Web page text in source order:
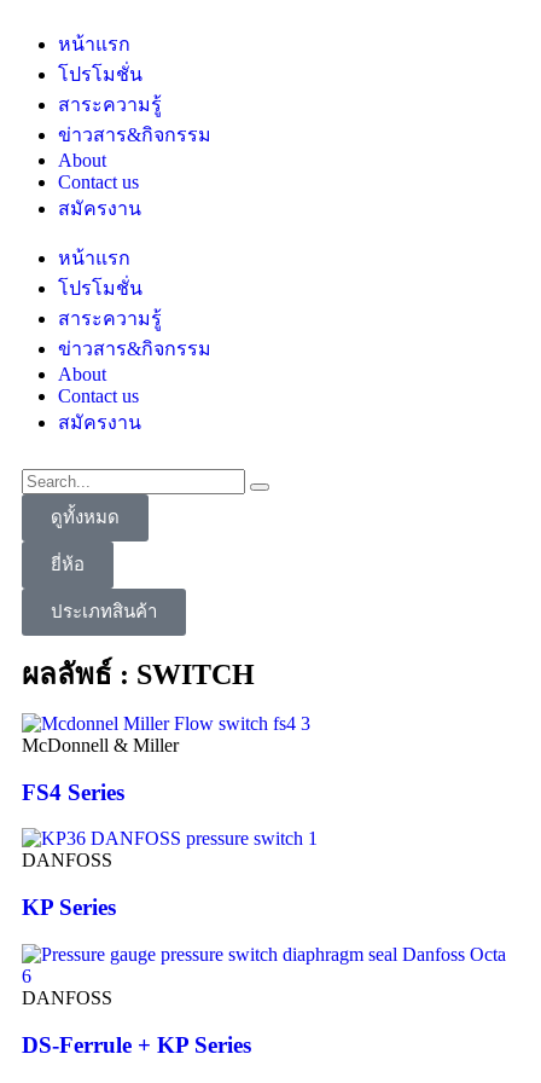
หน้าแรก
โปรโมชั่น
สาระความรู้
ข่าวสาร&กิจกรรม
About
Contact us
สมัครงาน
หน้าแรก
โปรโมชั่น
สาระความรู้
ข่าวสาร&กิจกรรม
About
Contact us
สมัครงาน
ดูทั้งหมด
ยี่ห้อ
ประเภทสินค้า
ผลลัพธ์ : SWITCH
McDonnell & Miller
FS4 Series
DANFOSS
KP Series
DANFOSS
DS-Ferrule + KP Series